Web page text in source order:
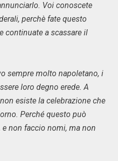
Voi conoscete
perchè fate questo
continuate a scassare il
sempre molto napoletano, i
loro degno erede. A
esiste la celebrazione che
Perché questo può
e non faccio nomi, ma non